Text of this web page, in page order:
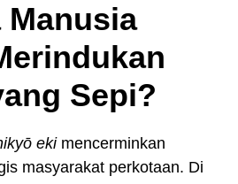
Manusia
Sepi?
ekimencerminkan
masyarakat perkotaan. Di